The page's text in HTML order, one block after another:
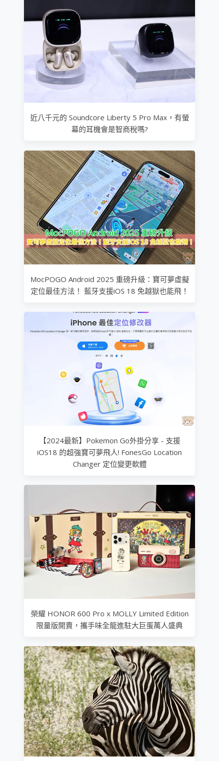
近八千元的 Soundcore Liberty 5 Pro Max，有螢
幕的耳機會是智商稅嗎?
MocPOGO Android 2025 重磅升級：寶可夢虛擬
定位最佳方法！ 藍牙支援iOS 18 免越獄也能飛！
【2024最新】Pokemon Go外掛分享 - 支援
iOS18 的超強寶可夢飛人! FonesGo Location
Changer 定位變更軟體
榮耀 HONOR 600 Pro x MOLLY Limited Edition
限量版開賣，攜手味全龍進駐大巨蛋萬人盛典